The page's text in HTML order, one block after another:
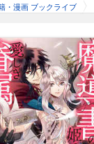
・漫画 ブックライブ